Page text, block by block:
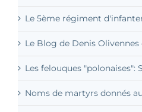
Le 5ème régiment
Le Blog de Denis Olivennes
Les felouques "polonaises":
Noms de martyrs donnés